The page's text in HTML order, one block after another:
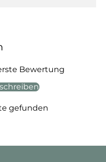
Bewertung
gefunden